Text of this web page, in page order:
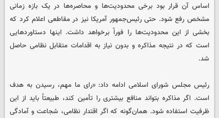
اساس آن قرار بود برخی محدودیت‌ها و محاصره‌ها در یک بازه زمانی
مشخص رفع شود. حتی رئیس‌جمهور آمریکا نیز در مقاطعی اعلام کرد که
بخشی از این محدودیت‌ها را فوراً برخواهد داشت. اینها دستاوردهایی
است که در نتیجه مذاکره و بدون نیاز به اقدامات متقابل نظامی حاصل
شد.
رئیس مجلس شورای اسلامی ادامه داد: «رای ما مهم، رسیدن به هدف
است. اگر مذاکره بتواند منافع بیشتری را تأمین کند، طبیعتاً باید از این
ظرفیت استفاده شود. همان‌گونه که اگر اقتدار نظامی، شجاعت و آمادگی